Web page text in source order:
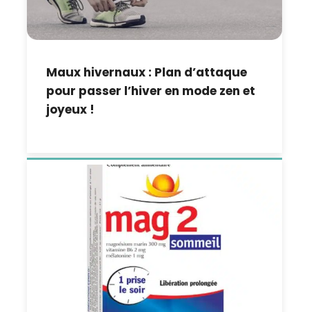
Maux hivernaux : Plan d’attaque
pour passer l’hiver en mode zen et
joyeux !